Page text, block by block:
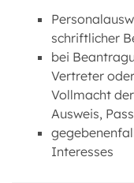
schriftlicher
bei
Vertreter
Vollmacht
Ausweis,
Interesses